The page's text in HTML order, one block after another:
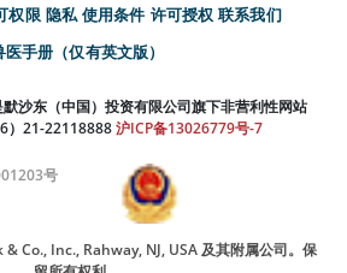
权限 隐私 使用条件 许可授权 联系我们
医手册（仅有英文版）
沙东（中国）投资有限公司旗下非营利性网站
）21-22118888 沪ICP备13026779号-7
号
& Co., Inc., Rahway, NJ, USA 及其附属公司。保